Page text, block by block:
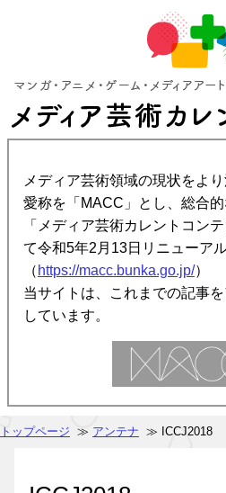
メディア芸術領域の現状をよ
愛称を「MACC」とし、総合
「メディア芸術カレントコン
て令和5年2月13日リニューア
（ https://macc.bunka.go.jp/）
当サイトは、これまでの記事
しています。
トップページ ≫ アンテナ ≫ ICCJ2018